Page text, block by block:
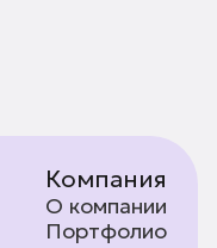
Компания
О компании
Портфолио